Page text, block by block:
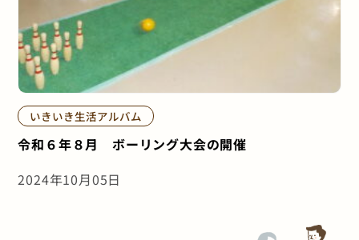
いきいき生活アルバム
令和６年８月 ボーリング大会の開催
2024年10月05日